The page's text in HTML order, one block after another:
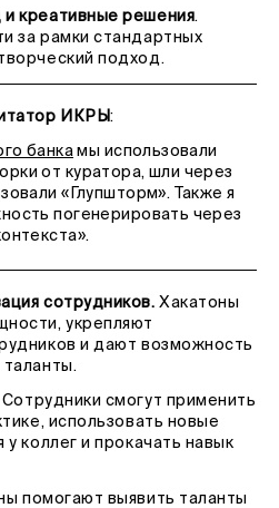
креативные решения.
за рамки стандартных
подход.
ИКРЫ:
банка мы использовали
от куратора, шли через
«Глупшторм». Также я
погенерировать через
сотрудников. Хакатоны
укрепляют
и дают возможность
Сотрудники смогут применить
использовать новые
коллег и прокачать навык
помогают выявить таланты